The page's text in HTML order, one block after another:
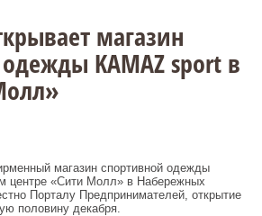
магазин
KAMAZ sport в
магазин спортивной одежды
центре «Сити Молл» в Набережных
Порталу Предпринимателей, открытие
половину декабря.